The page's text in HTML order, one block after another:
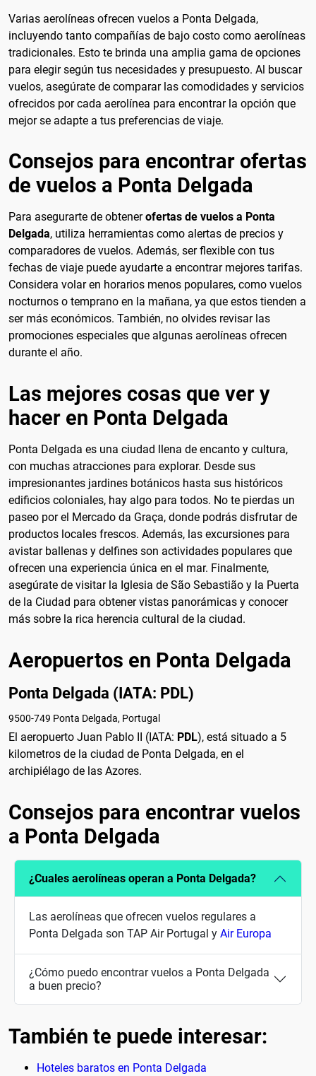
Varias aerolíneas ofrecen vuelos a Ponta Delgada,
incluyendo tanto compañías de bajo costo como aerolíneas
tradicionales. Esto te brinda una amplia gama de opciones
para elegir según tus necesidades y presupuesto. Al buscar
vuelos, asegúrate de comparar las comodidades y servicios
ofrecidos por cada aerolínea para encontrar la opción que
mejor se adapte a tus preferencias de viaje.
Consejos para encontrar ofertas
de vuelos a Ponta Delgada
Para asegurarte de obtenerofertas de vuelos a Ponta
Delgada, utiliza herramientas como alertas de precios y
comparadores de vuelos. Además, ser flexible con tus
fechas de viaje puede ayudarte a encontrar mejores tarifas.
Considera volar en horarios menos populares, como vuelos
nocturnos o temprano en la mañana, ya que estos tienden a
ser más económicos. También, no olvides revisar las
promociones especiales que algunas aerolíneas ofrecen
durante el año.
Las mejores cosas que ver y
hacer en Ponta Delgada
Ponta Delgada es una ciudad llena de encanto y cultura,
con muchas atracciones para explorar. Desde sus
impresionantes jardines botánicos hasta sus históricos
edificios coloniales, hay algo para todos. No te pierdas un
paseo por el Mercado da Graça, donde podrás disfrutar de
productos locales frescos. Además, las excursiones para
avistar ballenas y delfines son actividades populares que
ofrecen una experiencia única en el mar. Finalmente,
asegúrate de visitar la Iglesia de São Sebastião y la Puerta
de la Ciudad para obtener vistas panorámicas y conocer
más sobre la rica herencia cultural de la ciudad.
Aeropuertos en Ponta Delgada
Ponta Delgada (IATA: PDL)
9500-749 Ponta Delgada, Portugal
El aeropuerto Juan Pablo II (IATA: PDL), está situado a 5
kilometros de la ciudad de Ponta Delgada, en el
archipiélago de las Azores.
Consejos para encontrar vuelos
a Ponta Delgada
¿Cuales aerolíneas operan a Ponta Delgada?
Las aerolíneas que ofrecen vuelos regulares a
Ponta Delgada son TAP Air Portugal y Air Europa
¿Cómo puedo encontrar vuelos a Ponta Delgada
a buen precio?
También te puede interesar:
Hoteles baratos en Ponta Delgada